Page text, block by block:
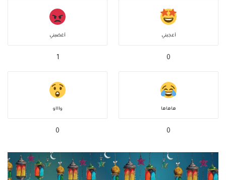
أعجبني
0
أغضبني
1
هاهاها
0
واااو
0